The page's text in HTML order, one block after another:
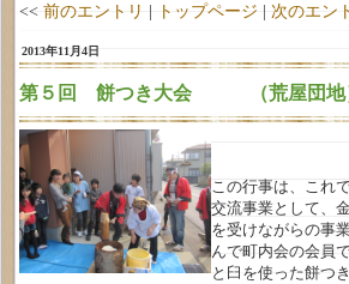
<< 前のエントリ | トップページ | 次のエン
2013年11月4日
第５回 餅つき大会 （荒屋団地
この行事は、これ
交流事業として、
を受けながらの事
んで町内会の会員
と臼を使った餅つ